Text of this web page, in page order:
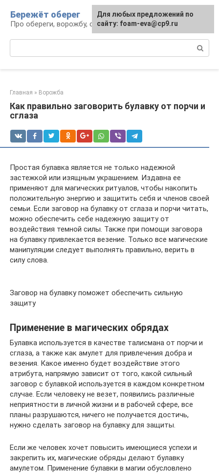
контенту
Бережёт оберег
Про обереги, ворожбу, сны и гадания
Главная » Ворожба
Как правильно заговорить булавку от порчи и
сглаза
Простая булавка является не только надежной
застежкой или изящным украшением. Издавна ее
применяют для магических ритуалов, чтобы накопить
положительную энергию и защитить себя и членов своей
семьи. Если заговор на булавку от сглаза и порчи читать,
можно обеспечить себе надежную защиту от
воздействия темной силы. Также при помощи заговора
на булавку привлекается везение. Только все магические
манипуляции следует выполнять правильно, верить в
силу слова.
Заговор на булавку поможет обеспечить сильную
защиту
Применение в магических обрядах
Булавка используется в качестве талисмана от порчи и
сглаза, а также как амулет для привлечения добра и
везения. Какое именно будет воздействие этого
атрибута, напрямую зависит от того, какой сильный
заговор с булавкой используется в каждом конкретном
случае. Если человеку не везет, появились различные
неприятности в личной жизни и в рабочей сфере, все
планы разрушаются, ничего не получается достичь,
нужно сделать заговор на булавку для защиты.
Если же человек хочет повысить имеющиеся успехи и
закрепить их, магические обряды делают булавку
амулетом. Применение булавки в магии обусловлено
Для любых предложений по
сайту: foam-eva@cp9.ru